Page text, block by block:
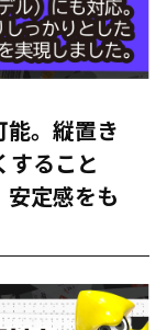
能。縦置き
すること
安定感をも